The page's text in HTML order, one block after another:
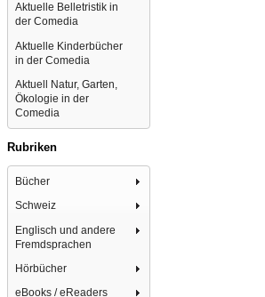
Aktuelle Belletristik in
der Comedia
Aktuelle Kinderbücher
in der Comedia
Aktuell Natur, Garten,
Ökologie in der
Comedia
Rubriken
Bücher
Schweiz
Englisch und andere
Fremdsprachen
Hörbücher
eBooks / eReaders